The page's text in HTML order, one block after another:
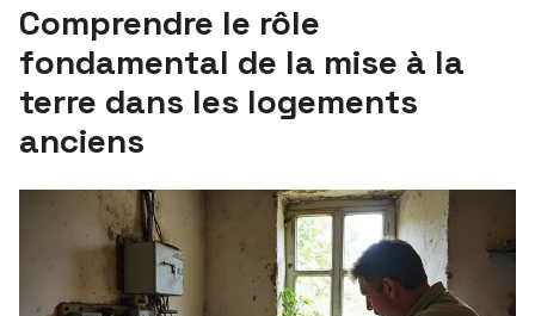
Comprendre le rôle
fondamental de la mise à la
terre dans les logements
anciens